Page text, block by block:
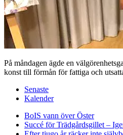
På måndagen ägde en
konst till förmån för fattiga och
Senaste
Kalender
BoIS vann över Öster
Succé för Trädgårdsgillet –